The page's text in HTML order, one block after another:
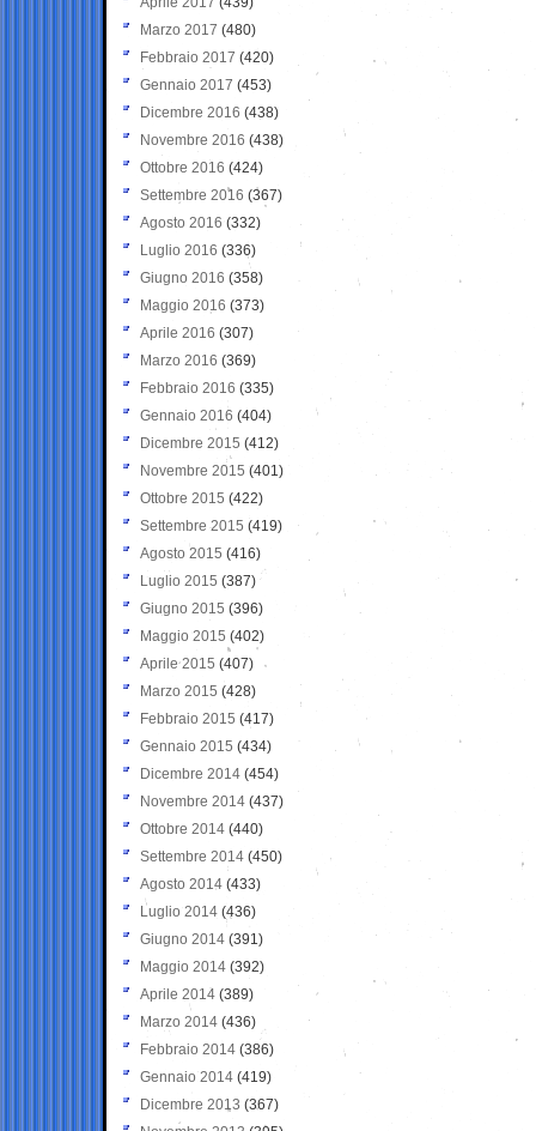
Marzo 2017 (480)
Febbraio 2017 (420)
Gennaio 2017 (453)
Dicembre 2016 (438)
Novembre 2016 (438)
Ottobre 2016 (424)
Settembre 2016 (367)
Agosto 2016 (332)
Luglio 2016 (336)
Giugno 2016 (358)
Maggio 2016 (373)
Aprile 2016 (307)
Marzo 2016 (369)
Febbraio 2016 (335)
Gennaio 2016 (404)
Dicembre 2015 (412)
Novembre 2015 (401)
Ottobre 2015 (422)
Settembre 2015 (419)
Agosto 2015 (416)
Luglio 2015 (387)
Giugno 2015 (396)
Maggio 2015 (402)
Aprile 2015 (407)
Marzo 2015 (428)
Febbraio 2015 (417)
Gennaio 2015 (434)
Dicembre 2014 (454)
Novembre 2014 (437)
Ottobre 2014 (440)
Settembre 2014 (450)
Agosto 2014 (433)
Luglio 2014 (436)
Giugno 2014 (391)
Maggio 2014 (392)
Aprile 2014 (389)
Marzo 2014 (436)
Febbraio 2014 (386)
Gennaio 2014 (419)
Dicembre 2013 (367)